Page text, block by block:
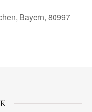
Bayern, 80997